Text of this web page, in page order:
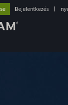
Bejelentkezés